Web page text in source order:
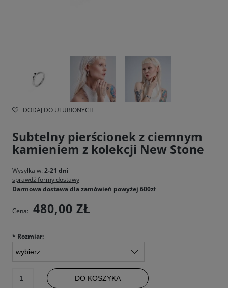
DODAJ DO ULUBIONYCH
Subtelny pierścionek z ciemnym
kamieniem z kolekcji New Stone
Wysyłka w: 2-21 dni
sprawdź formy dostawy
Darmowa dostawa dla zamówień powyżej 600zł
Cena: 480,00 ZŁ
* Rozmiar:
DO KOSZYKA